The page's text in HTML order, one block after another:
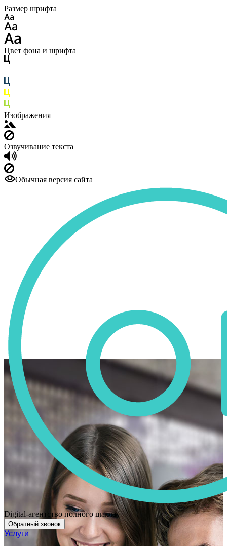
Размер шрифта
Цвет фона и шрифта
Изображения
Озвучивание текста
Обычная версия сайта
Digital-агентство полного цикла
Обратный звонок
Услуги